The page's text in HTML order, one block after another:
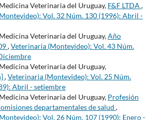
Veterinaria del Uruguay, F&F LTDA ,
Vol. 32 Núm. 130 (1996): Abril -
Veterinaria del Uruguay,Año
,Veterinaria (Montevideo): Vol. 43 Núm.
Veterinaria del Uruguay,
,Veterinaria (Montevideo): Vol. 25 Núm.
Abril - setiembre
Veterinaria del Uruguay, Profesión
departamentales de salud ,
Vol. 26 Núm. 107 (1990): Enero -